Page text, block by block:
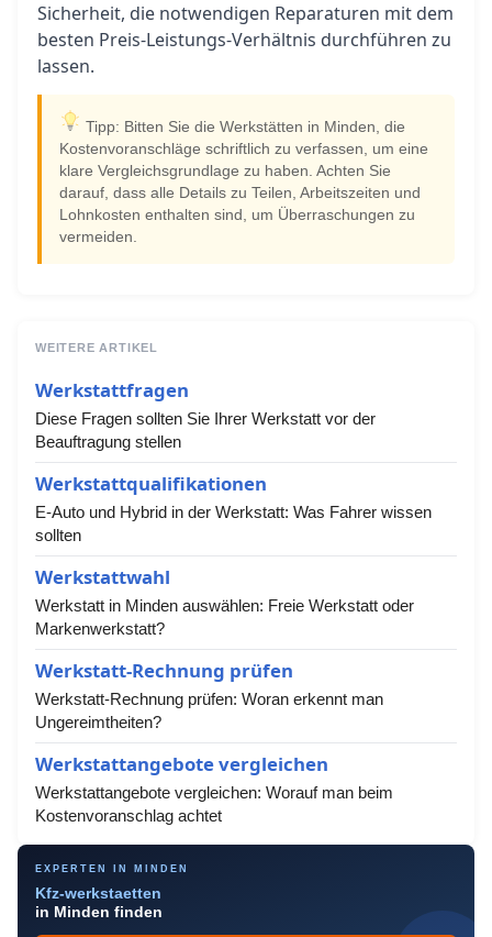
Sicherheit, die notwendigen Reparaturen mit dem
besten Preis-Leistungs-Verhältnis durchführen zu
lassen.
Tipp: Bitten Sie die Werkstätten in Minden, die
Kostenvoranschläge schriftlich zu verfassen, um eine
klare Vergleichsgrundlage zu haben. Achten Sie
darauf, dass alle Details zu Teilen, Arbeitszeiten und
Lohnkosten enthalten sind, um Überraschungen zu
vermeiden.
WEITERE ARTIKEL
Werkstattfragen
Diese Fragen sollten Sie Ihrer Werkstatt vor der
Beauftragung stellen
Werkstattqualifikationen
E-Auto und Hybrid in der Werkstatt: Was Fahrer wissen
sollten
Werkstattwahl
Werkstatt in Minden auswählen: Freie Werkstatt oder
Markenwerkstatt?
Werkstatt-Rechnung prüfen
Werkstatt-Rechnung prüfen: Woran erkennt man
Ungereimtheiten?
Werkstattangebote vergleichen
Werkstattangebote vergleichen: Worauf man beim
Kostenvoranschlag achtet
EXPERTEN IN MINDEN
Kfz-werkstaetten
in Minden finden